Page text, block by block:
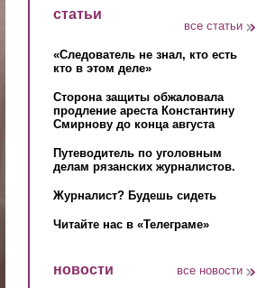
статьи
все статьи
«Следователь не знал, кто есть
кто в этом деле»
Сторона защиты обжаловала
продление ареста Константину
Смирнову до конца августа
Путеводитель по уголовным
делам рязанских журналистов.
Журналист? Будешь сидеть
Читайте нас в «Телеграме»
новости все новости